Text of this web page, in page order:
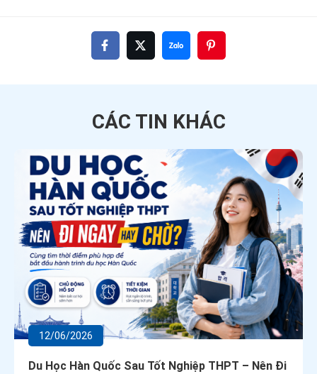
CÁC TIN KHÁC
12/06/2026
Du Học Hàn Quốc Sau Tốt Nghiệp THPT – Nên Đi